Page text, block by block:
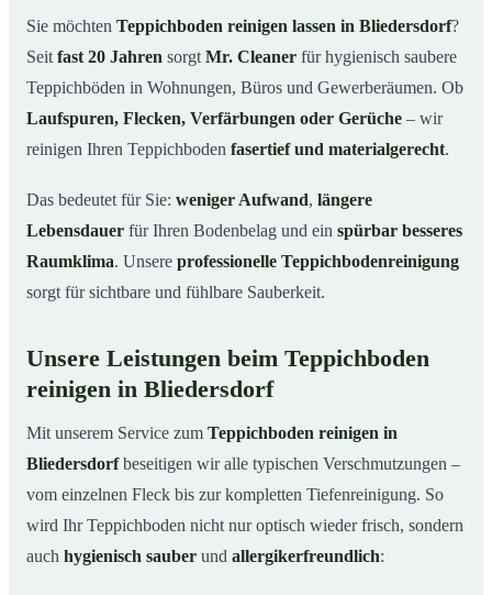
Warum Teppichboden reinigen mit Mr. Cleaner in
Bliedersdorf?
So funktioniert’s
Umgebung
Jetzt Angebot einholen
07So reinigen unsere Profis Teppichböden in Bliedersdorf
Sie möchten Teppichboden reinigen lassen in Bliedersdorf?
Seit fast 20 Jahren sorgt Mr. Cleaner für hygienisch saubere
Teppichböden in Wohnungen, Büros und Gewerberäumen. Ob
Laufspuren, Flecken, Verfärbungen oder Gerüche – wir
reinigen Ihren Teppichboden fasertief und materialgerecht.
Das bedeutet für Sie: weniger Aufwand, längere
Lebensdauer für Ihren Bodenbelag und ein spürbar besseres
Raumklima. Unsere professionelle Teppichbodenreinigung
sorgt für sichtbare und fühlbare Sauberkeit.
Unsere Leistungen beim Teppichboden
reinigen in Bliedersdorf
Mit unserem Service zum Teppichboden reinigen in
Bliedersdorfbeseitigen wir alle typischen Verschmutzungen –
vom einzelnen Fleck bis zur kompletten Tiefenreinigung. So
wird Ihr Teppichboden nicht nur optisch wieder frisch, sondern
auch hygienisch sauber und allergikerfreundlich: